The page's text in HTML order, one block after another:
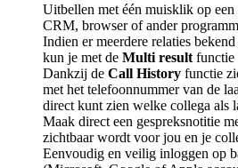
Uitbellen met één muisklik op
CRM, browser of ander
Indien er meerdere relaties
kun je met de Multi result functie
Dankzij de Call History functie
met het telefoonnummer van de
direct kunt zien welke collega als
Maak direct een gespreksnotitie
zichtbaar wordt voor jou en je
Eenvoudig en veilig inloggen op